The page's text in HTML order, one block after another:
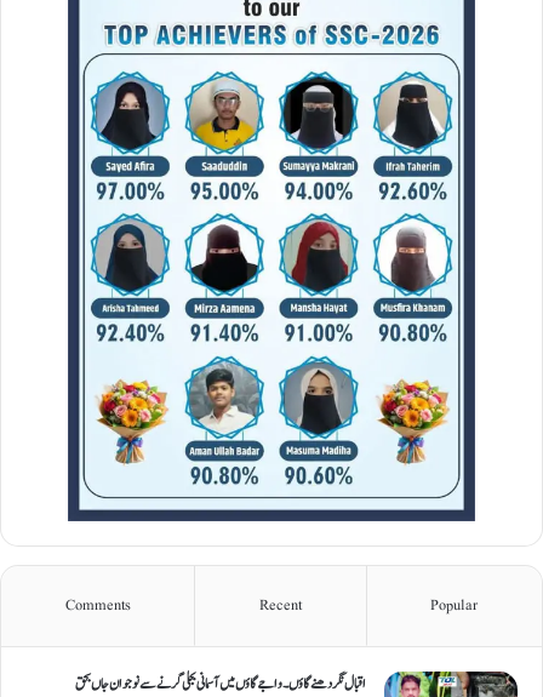
Popular
Recent
Comments
اقبال نگر دھنےگاؤں۔ واجےگاؤں میں آسمانی بجلی گرنے سے نوجوان جاں بحق